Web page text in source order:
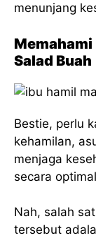
menunjang
Memahami
Salad Buah
Bestie, perlu
kehamilan,
menjaga
secara
Nah, salah
tersebut